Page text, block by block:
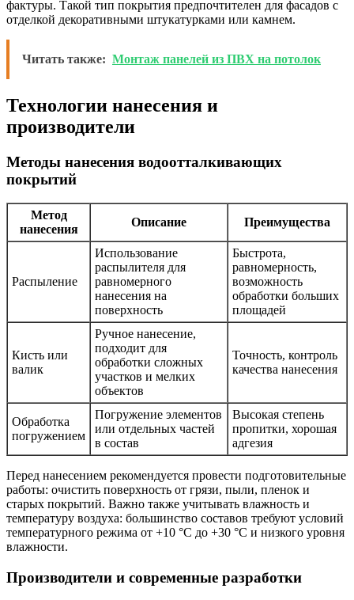
фактуры. Такой тип покрытия предпочтителен для фасадов с
отделкой декоративными штукатурками или камнем.
Читать также: Монтаж панелей из ПВХ на потолок
Технологии нанесения и
производители
Методы нанесения водоотталкивающих
покрытий
Метод
нанесения
Описание Преимущества
Распыление
Использование
распылителя для
равномерного
нанесения на
поверхность
Быстрота,
равномерность,
возможность
обработки больших
площадей
Кисть или
валик
Ручное нанесение,
подходит для
обработки сложных
участков и мелких
объектов
Точность, контроль
качества нанесения
Обработка
погружением
Погружение элементов
или отдельных частей
в состав
Высокая степень
пропитки, хорошая
адгезия
Перед нанесением рекомендуется провести подготовительные
работы: очистить поверхность от грязи, пыли, пленок и
старых покрытий. Важно также учитывать влажность и
температуру воздуха: большинство составов требуют условий
температурного режима от +10 °С до +30 °С и низкого уровня
влажности.
Производители и современные разработки